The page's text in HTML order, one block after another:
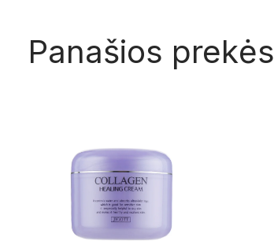
Panašios prekės